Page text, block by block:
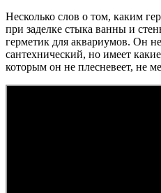
Несколько слов о том, каким
при заделке стыка ванны и
герметик для аквариумов. Он
сантехнический, но имеет
которым он не плесневеет, не